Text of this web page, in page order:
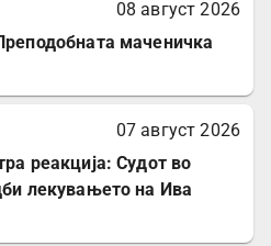
08 август 2026
маченичка
07 август 2026
реакција: Судот во
лекувањето на Ива